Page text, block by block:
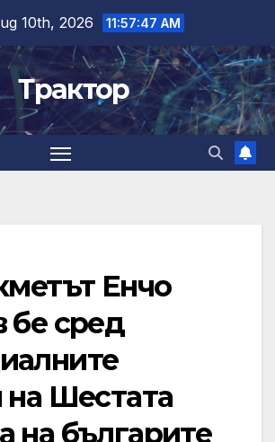
10th, 2026 11:57:48 AM
Трактор
Енчо
бе сред
на Шестата
на българите